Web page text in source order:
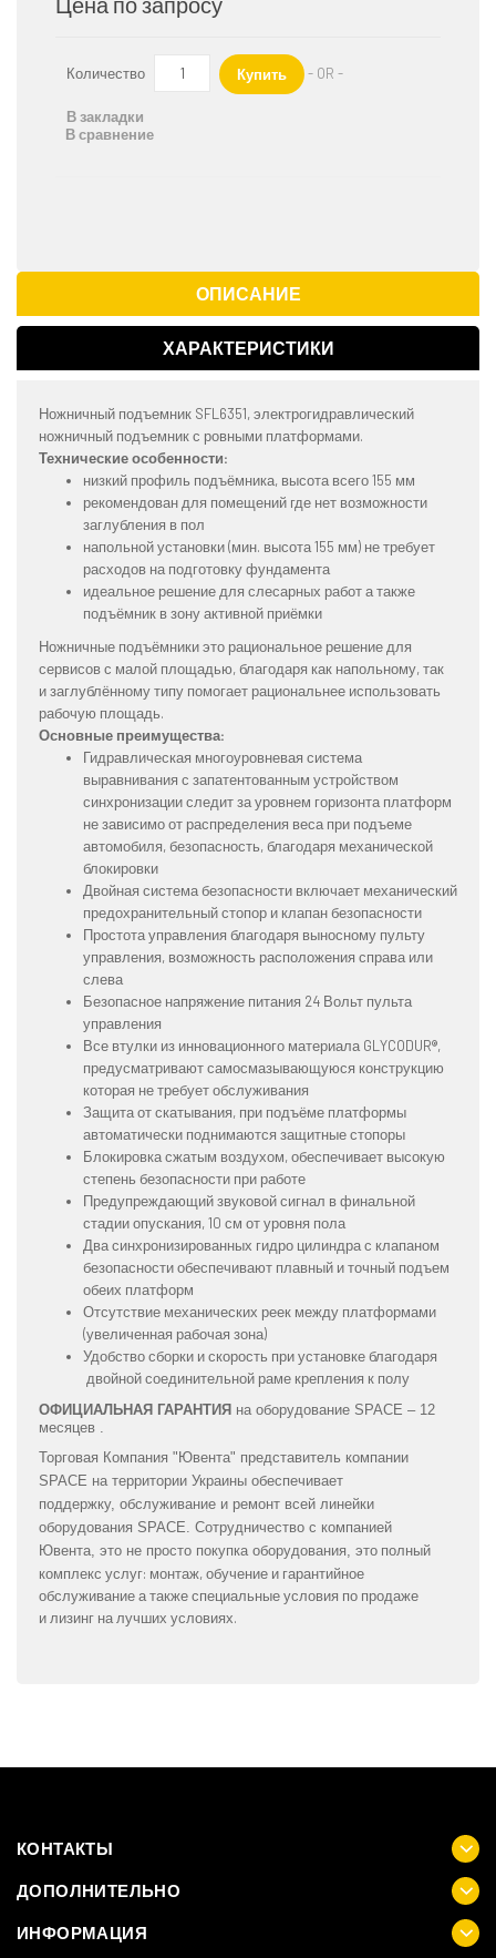
Количество Купить - OR -
В закладки
В сравнение
ОПИСАНИЕ
ХАРАКТЕРИСТИКИ
Ножничный подъемник SFL6351, электрогидравлический
ножничный подъемник с ровными платформами.
Технические особенности:
низкий профиль подъёмника, высота всего 155 мм
рекомендован для помещений где нет возможности
заглубления в пол
напольной установки (мин. высота 155 мм) не требует
расходов на подготовку фундамента
идеальное решение для слесарных работ а также
подъёмник в зону активной приёмки
Ножничные подъёмники это рациональное решение для
сервисов с малой площадью, благодаря как напольному, так
и заглублённому типу помогает рациональнее использовать
рабочую площадь.
Основные преимущества:
Гидравлическая многоуровневая система
выравнивания с запатентованным устройством
синхронизации следит за уровнем горизонта платформ
не зависимо от распределения веса при подъеме
автомобиля, безопасность, благодаря механической
блокировки
Двойная система безопасности включает механический
предохранительный стопор и клапан безопасности
Простота управления благодаря выносному пульту
управления, возможность расположения справа или
слева
Безопасное напряжение питания 24 Вольт пульта
управления
Все втулки из инновационного материала GLYCODUR®,
предусматривают самосмазывающуюся конструкцию
которая не требует обслуживания
Защита от скатывания, при подъёме платформы
автоматически поднимаются защитные стопоры
Блокировка сжатым воздухом, обеспечивает высокую
степень безопасности при работе
Предупреждающий звуковой сигнал в финальной
стадии опускания, 10 см от уровня пола
Два синхронизированных гидро цилиндра с клапаном
безопасности обеспечивают плавный и точный подъем
обеих платформ
Отсутствие механических реек между платформами
(увеличенная рабочая зона)
Удобство сборки и скорость при установке благодаря
двойной соединительной раме крепления к полу
ОФИЦИАЛЬНАЯ ГАРАНТИЯ на оборудование SPACE – 12
месяцев .
Торговая Компания "Ювента" представитель компании
SPACE на территории Украины обеспечивает
поддержку, обслуживание и ремонт всей линейки
оборудования SPACE. Сотрудничество с компанией
Ювента, это не просто покупка оборудования, это полный
комплекс услуг: монтаж, обучение и гарантийное
обслуживание а также специальные условия по продаже
и лизинг на лучших условиях.
КОНТАКТЫ
ДОПОЛНИТЕЛЬНО
ИНФОРМАЦИЯ